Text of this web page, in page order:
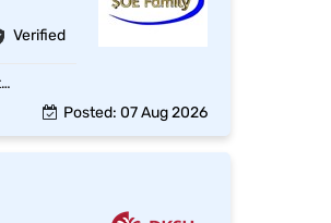
Verified
သတ်မှတ်ထားသော Route အတိုင်း Customer များထံ နေ့စဉ်သွားရောက် Order ကောက်ယူရန်။ Company ၏ Sales Target များကို ပြည့်မီအောင် ဆောင်ရွက်ရန်။ Product အသစ်များနှင့် Promotion များကို Customer များအား မိတ်ဆက်ရန်။ Customer Relationship ကောင်းမွန်စွာ ထိန်းသိမ်းရန်။ Market Information၊ Competitor Activities နှင့် Customer Feedback များကို Report တင်ရန်။ နေ့စဉ် DSSR / Sales Report များကို အချိန်မီ တင်ပြရန်။ Company Policy နှင့် SOP များကို လိုက်နာရန်။ မော်တော်ဆိုင်ကယ် မောင်းနှင်နိုင်ပြီး Driving License ရှိသူ ဦးစားပေး။ Teamwork ကောင်းမွန်ပြီး ရိုးသားကြိုးစားသူ။
Posted: 07 Aug 2026